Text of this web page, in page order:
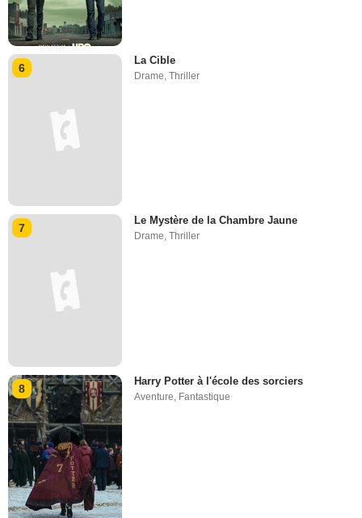
6
La Cible
Drame,Thriller
7
Le Mystère de la Chambre Jaune
Drame,Thriller
8
Harry Potter à l'école des sorciers
Aventure Fantastique